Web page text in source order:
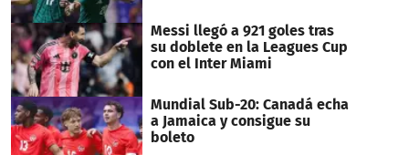
Messi llegó a 921 goles tras
su doblete en la Leagues Cup
con el Inter Miami
Mundial Sub-20: Canadá echa
a Jamaica y consigue su
boleto